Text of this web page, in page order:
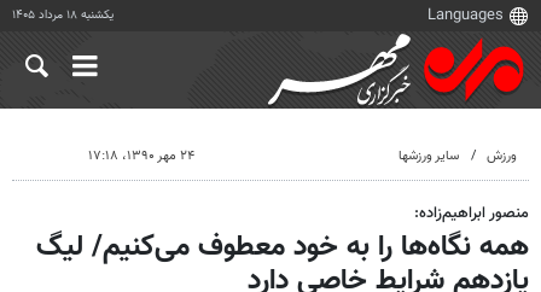
یکشنبه ۱۸ مرداد ۱۴۰۵
ورزش سایر ورزشها ۲۴ مهر ۱۳۹۰، ۱۷:۱۸
منصور ابراهیم‌‍‌زاده:
همه نگاه‌ها را به خود معطوف می‌کنیم/ لیگ
یازدهم شرایط خاصی دارد